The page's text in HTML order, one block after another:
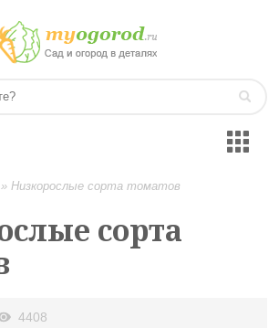
»Низкорослые сорта томатов
сорта
4408